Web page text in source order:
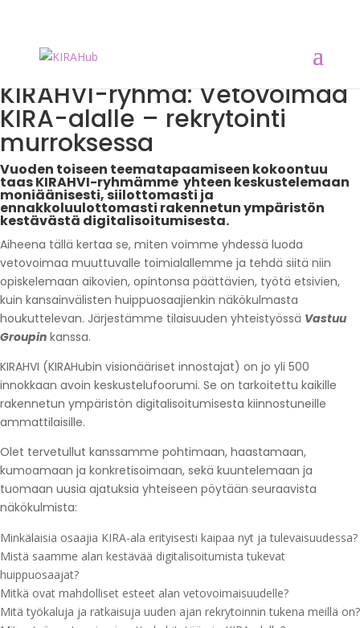
KIRAHVI-ryhmä: Vetovoimaa
KIRA-alalle – rekrytointi
murroksessa
Vuoden toiseen teematapaamiseen kokoontuu
taas KIRAHVI-ryhmämme yhteen keskustelemaan
moniäänisesti, siilottomasti ja
ennakkoluulottomasti rakennetun ympäristön
kestävästä digitalisoitumisesta.
Aiheena tällä kertaa se, miten voimme yhdessä luoda
vetovoimaa muuttuvalle toimialallemme ja tehdä siitä niin
opiskelemaan aikovien, opintonsa päättävien, työtä etsivien,
kuin kansainvälisten huippuosaajienkin näkökulmasta
houkuttelevan. Järjestämme tilaisuuden yhteistyössä Vastuu
Groupin kanssa.
KIRAHVI (KIRAHubin visionääriset innostajat) on jo yli 500
innokkaan avoin keskustelufoorumi. Se on tarkoitettu kaikille
rakennetun ympäristön digitalisoitumisesta kiinnostuneille
ammattilaisille.
Olet tervetullut kanssamme pohtimaan, haastamaan,
kumoamaan ja konkretisoimaan, sekä kuuntelemaan ja
tuomaan uusia ajatuksia yhteiseen pöytään seuraavista
näkökulmista:
Minkälaisia osaajia KIRA-ala erityisesti kaipaa nyt ja tulevaisuudessa?
Mistä saamme alan kestävää digitalisoitumista tukevat
huippuosaajat?
Mitkä ovat mahdolliset esteet alan vetovoimaisuudelle?
Mitä työkaluja ja ratkaisuja uuden ajan rekrytoinnin tukena meillä on?